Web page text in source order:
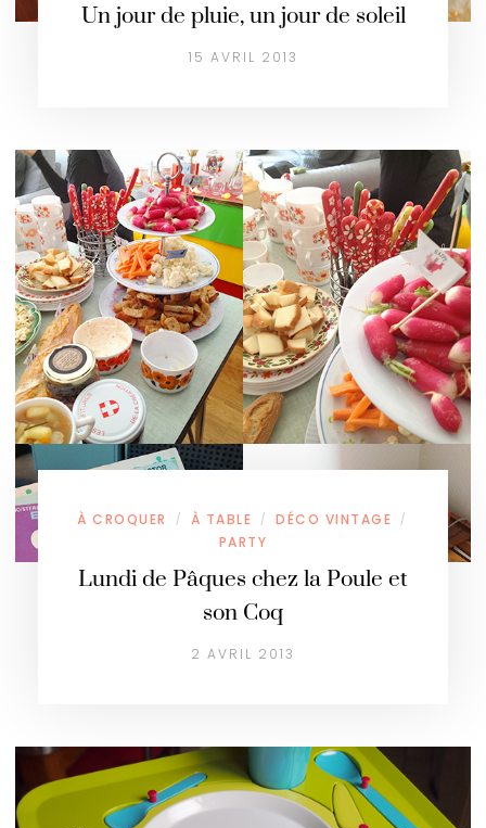
Un jour de pluie, un jour de soleil
15 AVRIL 2013
À CROQUER / À TABLE / DÉCO VINTAGE /
PARTY
Lundi de Pâques chez la Poule et
son Coq
2 AVRIL 2013